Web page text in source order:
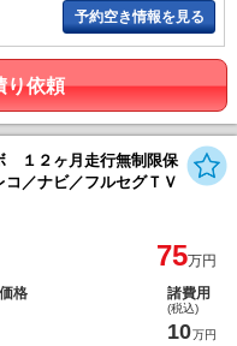
予約空き情報を見る
り依頼
１２ヶ月走行無制限保
／ナビ／フルセグＴＶ
75万円
格
諸費用
(税込)
10万円